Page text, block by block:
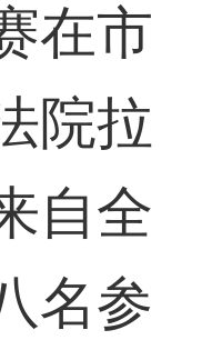
在市
院拉
自全
名参